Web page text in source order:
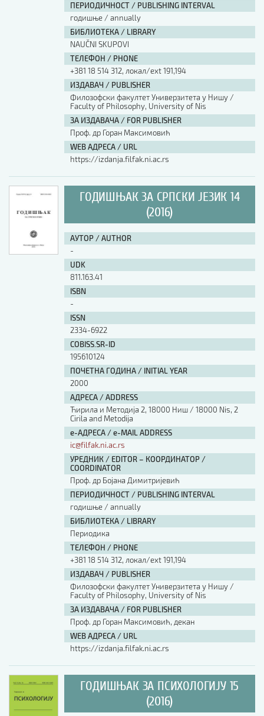
ПЕРИОДИЧНОСТ / PUBLISHING INTERVAL
годишње / annually
БИБЛИОТЕКА / LIBRARY
NAUČNI SKUPOVI
ТЕЛЕФОН / PHONE
+381 18 514 312, локал/ext 191,194
ИЗДАВАЧ / PUBLISHER
Филозофски факултет Универзитета у Нишу /
Faculty of Philosophy, University of Nis
ЗА ИЗДАВАЧА / FOR PUBLISHER
Проф. др Горан Максимовић
WEB АДРЕСА / URL
https://izdanja.filfak.ni.ac.rs
ГОДИШЊАК ЗА СРПСКИ ЈЕЗИК 14
(2016)
АУТОР / AUTHOR
-
UDK
811.163.41
ISBN
-
ISSN
2334-6922
COBISS.SR-ID
195610124
ПОЧЕТНА ГОДИНА / INITIAL YEAR
2000
АДРЕСА / ADDRESS
Ћирила и Методија 2, 18000 Ниш / 18000 Nis, 2
Cirila and Metodija
е-АДРЕСА / e-MAIL ADDRESS
ic@filfak.ni.ac.rs
УРЕДНИК / EDITOR – КООРДИНАТОР /
COORDINATOR
Проф. др Бојана Димитријевић
ПЕРИОДИЧНОСТ / PUBLISHING INTERVAL
годишње / annually
БИБЛИОТЕКА / LIBRARY
Периодика
ТЕЛЕФОН / PHONE
+381 18 514 312, локал/ext 191,194
ИЗДАВАЧ / PUBLISHER
Филозофски факултет Универзитета у Нишу /
Faculty of Philosophy, University of Nis
ЗА ИЗДАВАЧА / FOR PUBLISHER
Проф. др Горан Максимовић, декан
WEB АДРЕСА / URL
https://izdanja.filfak.ni.ac.rs
ГОДИШЊАК ЗА ПСИХОЛОГИЈУ 15
(2016)